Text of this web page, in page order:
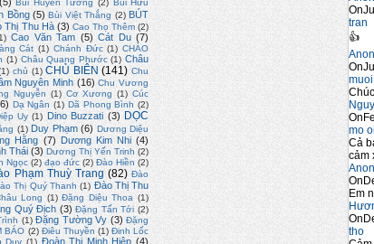
tran
👍
mo oi
Cả
cảm
Em
tho
(5) Bùi Huyền Tương (2) Bùi Hữu
Bồng (5) Bùi Việt Thắng (2) BÚT
Thị Thu Hà (3) Cao Thọ Thêm (2)
Cao Văn Tam (5) Cát Du (7)
Cát (1) Chánh Đức (1) CHÀO
(1) Châu Quang Phước (1) Châu
chủ (1) CHỦ BIÊN (141) Chu
Nguyên Minh (16) Chu Vương
Nguyễn (1) Cơ Xương (1) Cúc
Dạ Ngân (1) Dã Phong Bình (2)
Uy (1) Dino Buzzati (3) DỌC
(1) Duy Phạm (6) Dương Diệu
Hằng (7) Dương Kim Nhi (4)
Thái (3) Dương Thị Yến Trinh (2)
Ngọc (2) đạo đức (2) Đào Hiền (2)
Phạm Thuỳ Trang (82) Đào
Thị Quý Thanh (1) Đào Thị Thu
Long (1) Đặng Diệu Thoa (1)
Quý Địch (3) Đặng Tấn Tới (2)
(1) Đặng Tường Vy (3) Đặng
BÁO (2) Điêu Thuyền (1) Đinh Lốc
Đoàn Thị Minh Hiệp (4)